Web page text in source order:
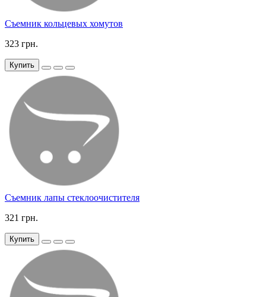
Съемник кольцевых хомутов
323 грн.
Купить
Съемник лапы стеклоочистителя
321 грн.
Купить